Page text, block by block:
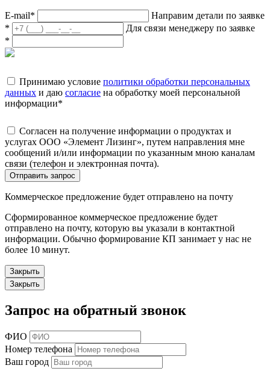
E-mail*
Направим детали по заявке
*
Для связи менеджеру по заявке
*
Принимаю условие политики обработки персональных
данных и даю согласие на обработку моей персональной
информации*
Согласен на получение информации о продуктах и
услугах ООО «Элемент Лизинг», путем направления мне
сообщений и/или информации по указанным мною каналам
связи (телефон и электронная почта).
Отправить запрос
Коммерческое предложение будет отправлено на почту
Сформированное коммерческое предложение будет
отправлено на почту, которую вы указали в контактной
информации. Обычно формирование КП занимает у нас не
более 10 минут.
Закрыть
Закрыть
Запрос на обратный звонок
ФИО
Номер телефона
Ваш город